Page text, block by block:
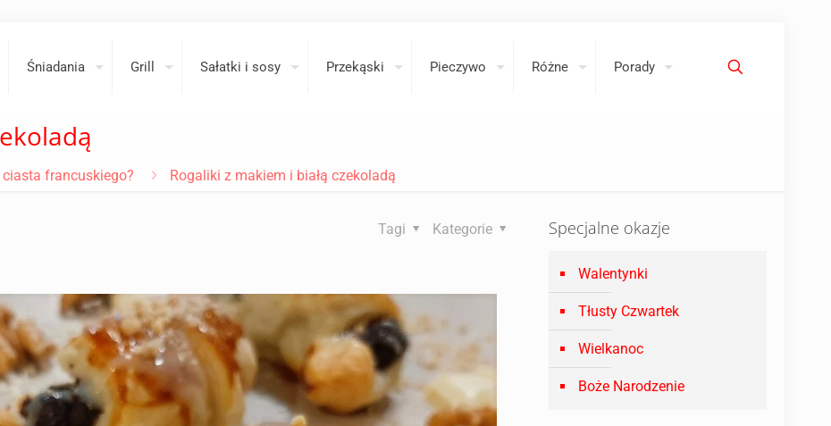
Śniadania Grill Sałatki i sosy Przekąski Pieczywo Różne Porady
ciasta francuskiego? Rogaliki z makiem i białą czekoladą
Kategorie
Tagi Specjalne okazje
Walentynki
Tłusty Czwartek
Wielkanoc
Boże Narodzenie